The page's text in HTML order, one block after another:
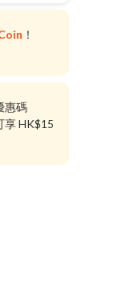
！
惠碼
享 HK$15